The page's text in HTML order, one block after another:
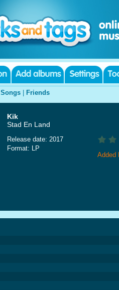
Songs Friends
Kik
Stad En Land
Release date: 2017
Format: LP
Added